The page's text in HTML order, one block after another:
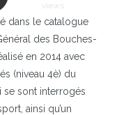
views
dans le catalogue
des Bouches-
en 2014 avec
(niveau 4è) du
se sont interrogés
ainsi qu’un